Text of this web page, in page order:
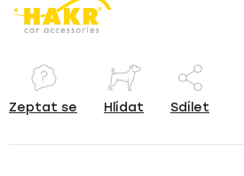
Zeptat se Hlídat Sdílet